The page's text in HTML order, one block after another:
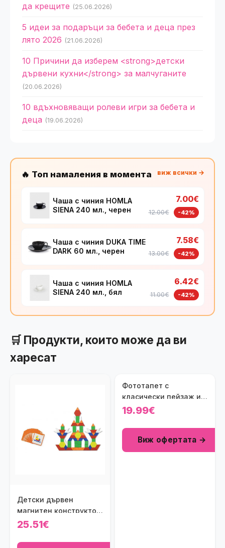
да крещите (25.06.2026)
5 идеи за подаръци за бебета и деца през
лято 2026 (21.06.2026)
10 Причини да изберем <strong>детски
дървени кухни</strong> за малчуганите
(20.06.2026)
10 вдъхновяващи ролеви игри за бебета и
деца (19.06.2026)
🔥 Топ намаления в момента виж всички →
Чаша с чиния HOMLA
SIENA 240 мл., черен
7.00€
12.00€ -42%
Чаша с чиния DUKA TIME
DARK 60 мл., черен
7.58€
13.00€ -42%
Чаша с чиния HOMLA
SIENA 240 мл., бял
6.42€
11.00€ -42%
🛒 Продукти, които може да ви
харесат
Детски дървен
магнитен конструктор
Viga toys
25.51€
Фототапет с
класически пейзаж и
декоративни панели
19.99€
Виж офертата →